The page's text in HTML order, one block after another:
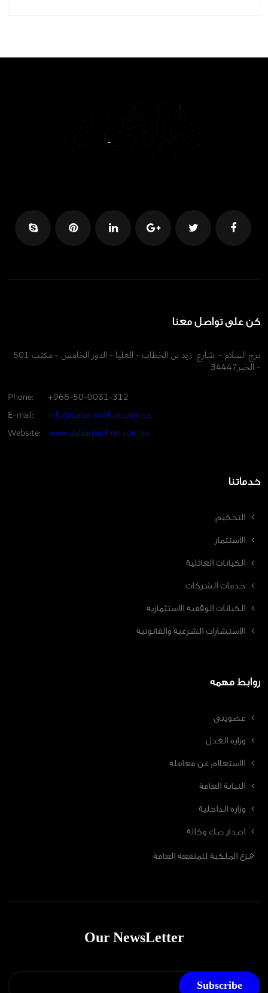
كن على تواصل معنا
برج السلام - شارع زيد بن الخطاب - العليا - الدور الخامس - مكتب 501
- الخبر34447
Phone:
+966-50-0081-312
E-mail:
info@dalaanlawfirm.com.sa
Website:
www.dalaanlawfirm.com.sa
خدماتنا
التحكيم
الاستثمار
الكيانات العائلية
خدمات الشركات
الكيانات الوقفية الاستثمارية
الاستشارات الشرعية والقانونية
روابط مهمه
عضويتي
وزارة العدل
الاستعلام عن معاملة
النيابة العامة
وزارة الداخلية
اصدار صك وكالة
نزع الملكية للمنفعة العامة
Our NewsLetter